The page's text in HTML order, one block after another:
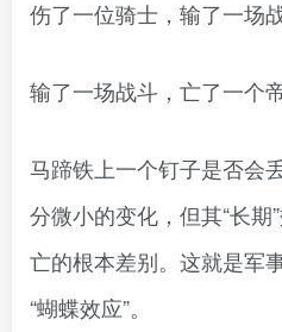
伤了一位骑士，输了一场
输了一场战斗，亡了一个帝
马蹄铁上一个钉子是否会
分微小的变化，但其“长
亡的根本差别。这就是军
“蝴蝶效应”。